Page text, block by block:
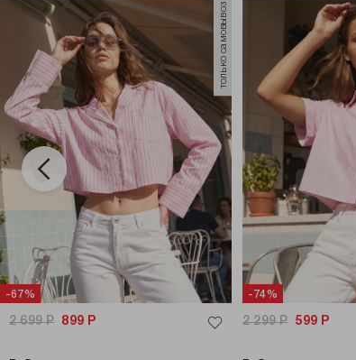
-67%
только самовывоз
2 699Р 899 Р
-74%
2 299Р 599 Р